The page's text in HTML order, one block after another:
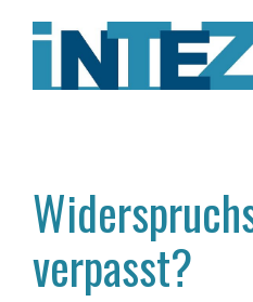
Inhalt
verpasst?